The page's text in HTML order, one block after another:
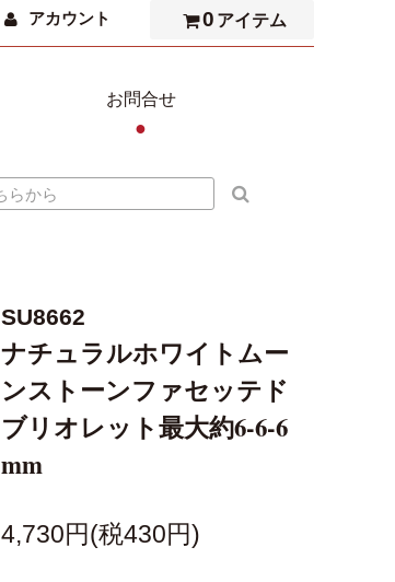
アカウント 0 アイテム
お問合せ
●
SU8662
ナチュラルホワイトムー
ンストーンファセッテド
ブリオレット最大約6-6-6
mm
4,730円(税430円)